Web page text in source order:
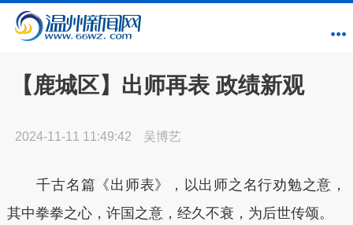
【鹿城区】出师再表 政绩新观
2024-11-11 11:49:42 吴博艺
千古名篇《出师表》，以出师之名行劝勉之意，
其中拳拳之心，许国之意，经久不衰，为后世传颂。